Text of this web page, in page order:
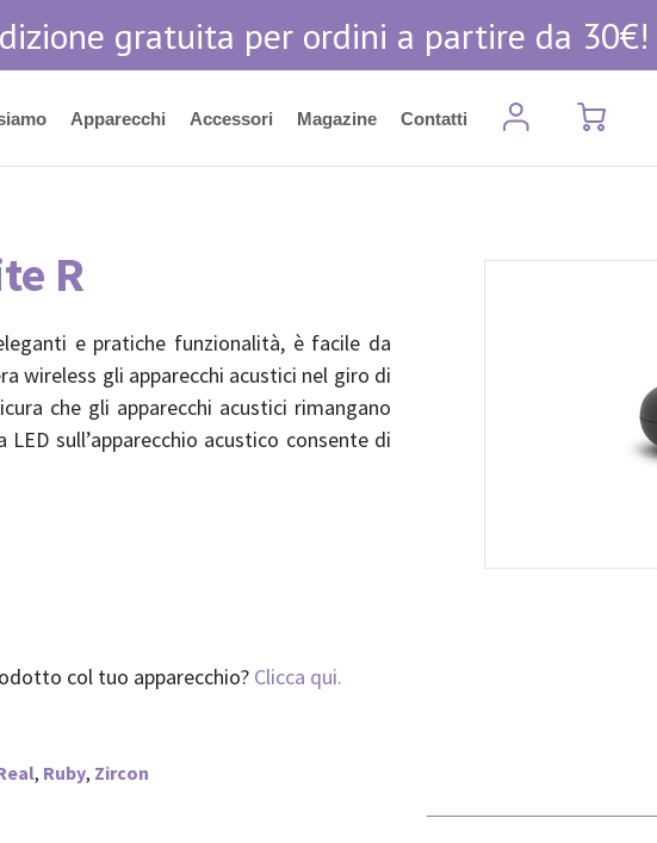
gratuita per ordini a partire da 30€!
Apparecchi Accessori Magazine Contatti
R
e pratiche funzionalità, è facile da
wireless gli apparecchi acustici nel giro di
che gli apparecchi acustici rimangano
sull’apparecchio acustico consente di
col tuo apparecchio? Clicca qui.
, Ruby, Zircon